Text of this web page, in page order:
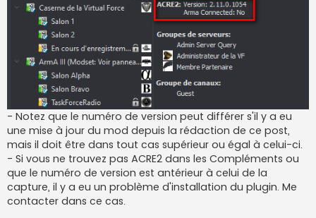
- Notez que le numéro de version peut différer s'il y a eu
une mise à jour du mod depuis la rédaction de ce post,
mais il doit être dans tout cas supérieur ou égal à celui-ci.
- Si vous ne trouvez pas ACRE2 dans les Compléments ou
que le numéro de version est antérieur à celui de la
capture, il y a eu un problème d'installation du plugin. Me
contacter dans ce cas.